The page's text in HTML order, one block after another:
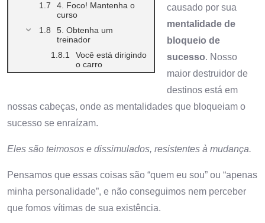
4. Foco! Mantenha o
curso
5. Obtenha um
treinador
Você está dirigindo
o carro
causado por sua
mentalidade de
bloqueio de
sucesso. Nosso
maior destruidor de
destinos está em
nossas cabeças, onde as mentalidades que bloqueiam o
sucesso se enraízam.
Eles são teimosos e dissimulados, resistentes à mudança.
Pensamos que essas coisas são “quem eu sou” ou “apenas
minha personalidade”, e não conseguimos nem perceber
que fomos vítimas de sua existência.